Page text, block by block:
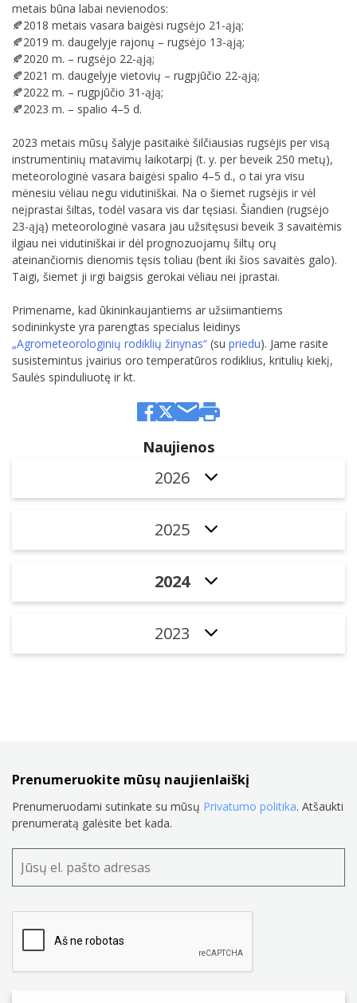
Naujienos
2026
2025
2024
2023
metais būna labai nevienodos:
🍂2018 metais vasara baigėsi rugsėjo 21-ąją;
🍂2019 m. daugelyje rajonų – rugsėjo 13-ąją;
🍂2020 m. – rugsėjo 22-ąją;
🍂2021 m. daugelyje vietovių – rugpjūčio 22-ąją;
🍂2022 m. – rugpjūčio 31-ąją;
🍂2023 m. – spalio 4–5 d.
2023 metais mūsų šalyje pasitaikė šilčiausias rugsėjis per visą
instrumentinių matavimų laikotarpį (t. y. per beveik 250 metų),
meteorologinė vasara baigėsi spalio 4–5 d., o tai yra visu
mėnesiu vėliau negu vidutiniškai. Na o šiemet rugsėjis ir vėl
neįprastai šiltas, todėl vasara vis dar tęsiasi. Šiandien (rugsėjo
23-ąją) meteorologinė vasara jau užsitęsusi beveik 3 savaitėmis
ilgiau nei vidutiniškai ir dėl prognozuojamų šiltų orų
ateinančiomis dienomis tęsis toliau (bent iki šios savaitės galo).
Taigi, šiemet ji irgi baigsis gerokai vėliau nei įprastai.
Primename, kad ūkininkaujantiems ar užsiimantiems
sodininkyste yra parengtas specialus leidinys
„Agrometeorologinių rodiklių žinynas“ (su priedu). Jame rasite
susistemintus įvairius oro temperatūros rodiklius, kritulių kiekį,
Saulės spinduliuotę ir kt.
Prenumeruokite mūsų naujienlaiškį
Prenumeruodami sutinkate su mūsų Privatumo politika. Atšaukti
prenumeratą galėsite bet kada.